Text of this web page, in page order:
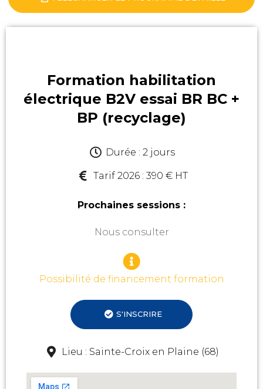
Formation habilitation
électrique B2V essai BR BC +
BP (recyclage)
Durée : 2 jours
Tarif 2026 : 390 € HT
Prochaines sessions :
Nous consulter
Possibilité de financement formation
S'INSCRIRE
Lieu : Sainte-Croix en Plaine (68)